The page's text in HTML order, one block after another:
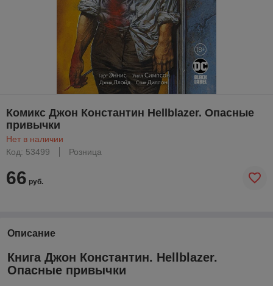
Комикс Джон Константин Hellblazer. Опасные
привычки
Нет в наличии
Код: 53499
Розница
66 руб.
Описание
Книга Джон Константин. Hellblazer.
Опасные привычки